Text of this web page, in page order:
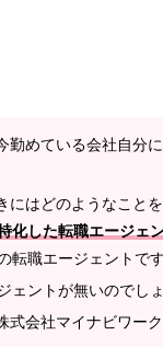
勤めている会社自
にはどのようなこと
化した転職エージェ
転職エージェントです
ェントが無いのでし
式会社マイナビワー